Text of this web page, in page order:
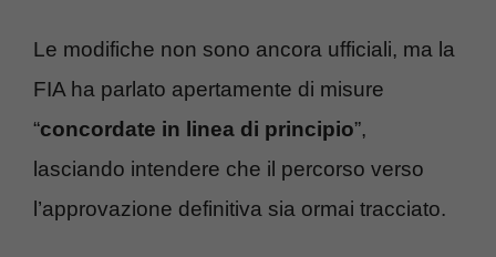
Le modifiche non sono ancora ufficiali, ma la
FIA ha parlato apertamente di misure
“concordate in linea di principio”,
lasciando intendere che il percorso verso
l’approvazione definitiva sia ormai tracciato.